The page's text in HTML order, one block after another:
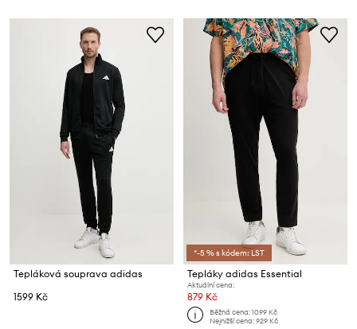
Tepláková souprava adidas
1599 Kč
*-5 % s kódem: LST
Tepláky adidas Essential
Aktuální cena:
879 Kč
Běžná cena:1099 Kč
Nejnižší cena:929 Kč